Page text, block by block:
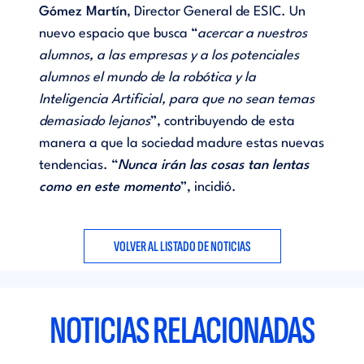
Gómez Martín, Director General de ESIC. Un
nuevo espacio que busca “acercar a nuestros
alumnos, a las empresas y a los potenciales
alumnos el mundo de la robótica y la
Inteligencia Artificial, para que no sean temas
demasiado lejanos”, contribuyendo de esta
manera a que la sociedad madure estas nuevas
tendencias. “Nunca irán las cosas tan lentas
como en este momento”, incidió.
VOLVER AL LISTADO DE NOTICIAS
NOTICIAS RELACIONADAS